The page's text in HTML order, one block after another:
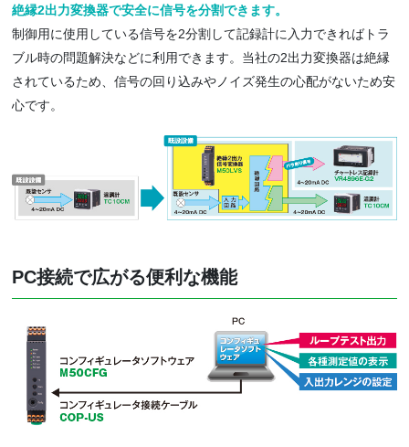
絶縁2出力変換器で安全に信号を分割できます。
制御用に使用している信号を2分割して記録計に入力できればトラ
ブル時の問題解決などに利用できます。当社の2出力変換器は絶縁
されているため、信号の回り込みやノイズ発生の心配がないため安
心です。
PC接続で広がる便利な機能